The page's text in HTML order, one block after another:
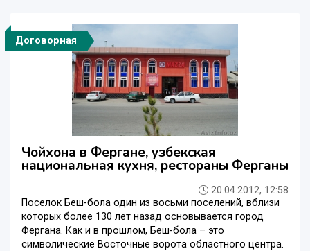
Договорная
Чойхона в Фергане, узбекская
национальная кухня, рестораны Ферганы
20.04.2012, 12:58
Поселок Беш-бола один из восьми поселений, вблизи
которых более 130 лет назад основывается город
Фергана. Как и в прошлом, Беш-бола – это
символические Восточные ворота областного центра.